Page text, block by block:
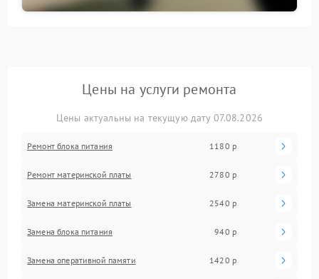
Цены на услуги ремонта
Цены актуальны на текущую дату 07.08.2026
Ремонт блока питания 1180 р
Ремонт материнской платы 2780 р
Замена материнской платы 2540 р
Замена блока питания 940 р
Замена оперативной памяти 1420 р